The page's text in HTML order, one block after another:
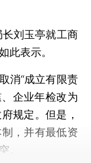
刘玉亭就工商
此表示。
消“成立有限责
企业年检改为
规定。但是，
，并有最低资
。